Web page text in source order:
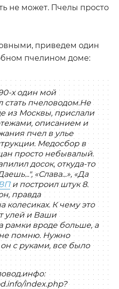
не может. Пчелы просто
приведем один
пчелином доме:
х один мой
пчеловодом.Не
из Москвы, прислали
описанием и
пчел в улье
Медосбор в
просто небывалый.
досок, откуда-то
«Слава...», «Да
и построил штук 8.
правда
колесиках. К чему это
улей и Ваши
рамки вроде больше, а
помню. Нужно
он с руками, все было
index.php?